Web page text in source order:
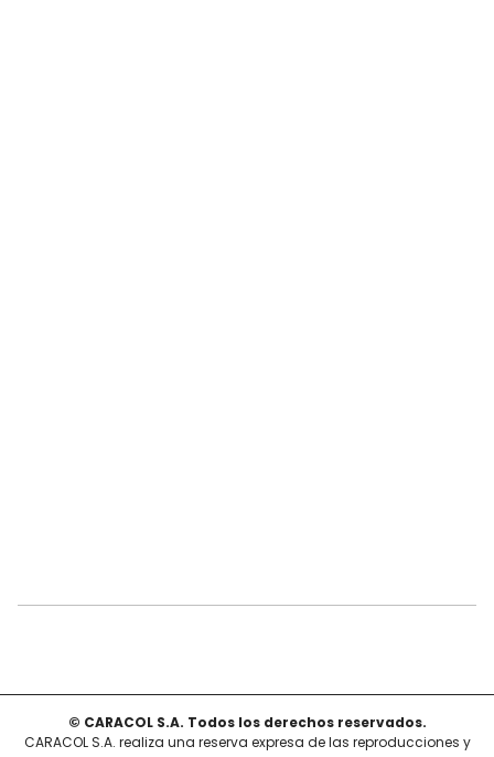
© CARACOL S.A. Todos los derechos reservados.
CARACOL S.A. realiza una reserva expresa de las reproducciones y